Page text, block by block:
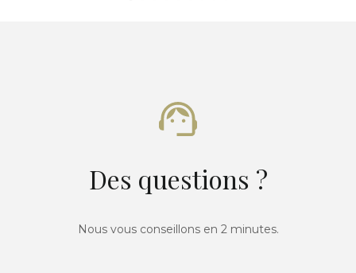
Des questions ?
Nous vous conseillons en 2 minutes.